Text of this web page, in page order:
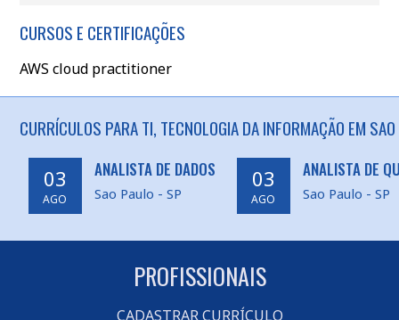
CURSOS E CERTIFICAÇÕES
AWS cloud practitioner
CURRÍCULOS PARA TI, TECNOLOGIA DA INFORMAÇÃO EM
03
AGO
ANALISTA DE DADOS
Sao Paulo - SP
03
AGO
ANALISTA DE
Sao Paulo - SP
PROFISSIONAIS
CADASTRAR CURRÍCULO